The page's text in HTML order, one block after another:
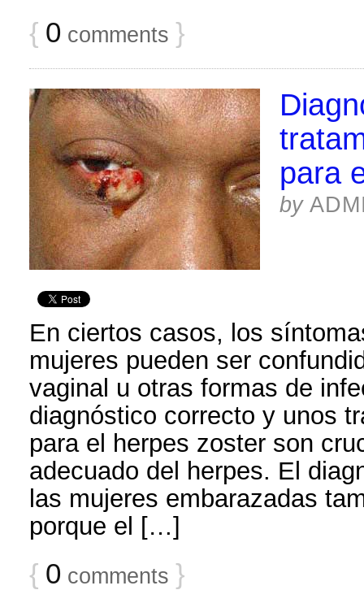
{ 0 comments }
para
by
En ciertos casos, los
mujeres pueden ser
vaginal u otras formas de
diagnóstico correcto y unos
para el herpes zoster son
adecuado del herpes. El
las mujeres embarazadas
porque el […]
{ 0 comments }